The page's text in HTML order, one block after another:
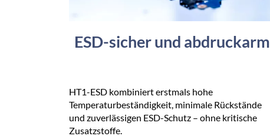
ESD-sicher und abdruckarm
HT1-ESD kombiniert erstmals hohe
Temperaturbeständigkeit, minimale Rückstände
und zuverlässigen ESD-Schutz – ohne kritische
Zusatzstoffe.